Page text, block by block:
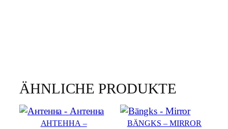
ÄHNLICHE PRODUKTE
AНТЕННА –
BÄNGKS – MIRROR